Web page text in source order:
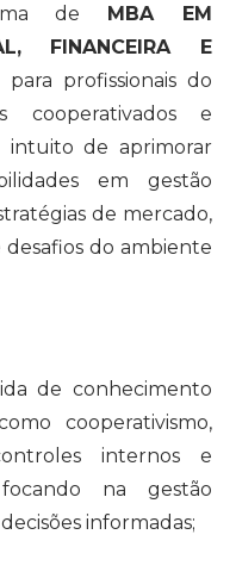
de MBA EM
FINANCEIRA E
profissionais do
cooperativados e
intuito de aprimorar
em gestão
de mercado,
desafios do ambiente
de conhecimento
cooperativismo,
internos e
na gestão
informadas;